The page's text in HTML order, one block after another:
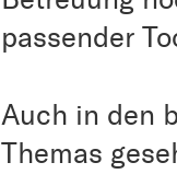
passender
Auch in den
Themas